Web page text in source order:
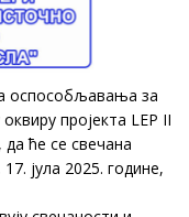
оспособљавања за
пројекта LEP II
да ће се свечана
јула 2025. године,